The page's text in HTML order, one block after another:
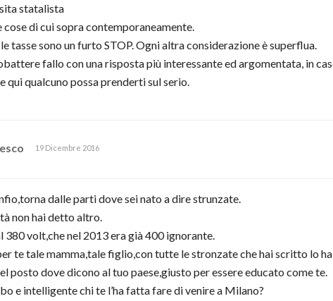
statalista
cose di cui sopra contemporaneamente.
tasse sono un furto STOP. Ogni altra considerazione è superflua.
fallo con una risposta più interessante ed argomentata, in
qui qualcuno possa prenderti sul serio.
19 Dicembre 2016
dalle parti dove sei nato a dire strunzate.
non hai detto altro.
volt,che nel 2013 era già 400 ignorante.
te tale mamma,tale figlio,con tutte le stronzate che hai scritto lo
posto dove dicono al tuo paese,giusto per essere educato come te.
e intelligente chi te l’ha fatta fare di venire a Milano?